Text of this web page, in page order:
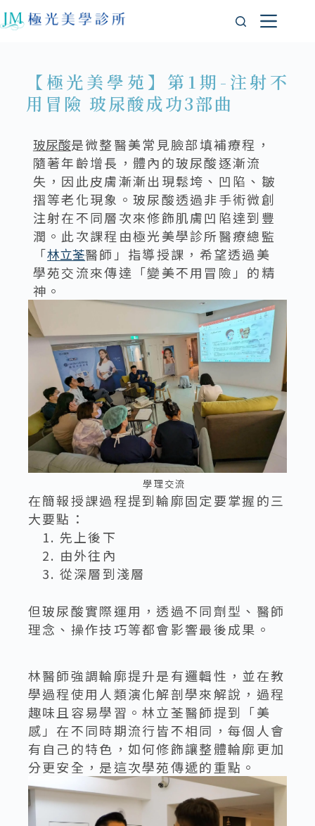
【極光美學苑】第1期-注射不
用冒險 玻尿酸成功3部曲
玻尿酸是微整醫美常見臉部填補療程，
隨著年齡增長，體內的玻尿酸逐漸流
失，因此皮膚漸漸出現鬆垮、凹陷、皺
摺等老化現象。玻尿酸透過非手術微創
注射在不同層次來修飾肌膚凹陷達到豐
潤。此次課程由極光美學診所醫療總監
「林立荃醫師」指導授課，希望透過美
學苑交流來傳達「變美不用冒險」的精
神。
學理交流
在簡報授課過程提到輪廓固定要掌握的三
大要點：
先上後下
由外往內
從深層到淺層
但玻尿酸實際運用，透過不同劑型、醫師
理念、操作技巧等都會影響最後成果。
林醫師強調輪廓提升是有邏輯性，並在教
學過程使用人類演化解剖學來解說，過程
趣味且容易學習。林立荃醫師提到「美
感」在不同時期流行皆不相同，每個人會
有自己的特色，如何修飾讓整體輪廓更加
分更安全，是這次學苑傳遞的重點。